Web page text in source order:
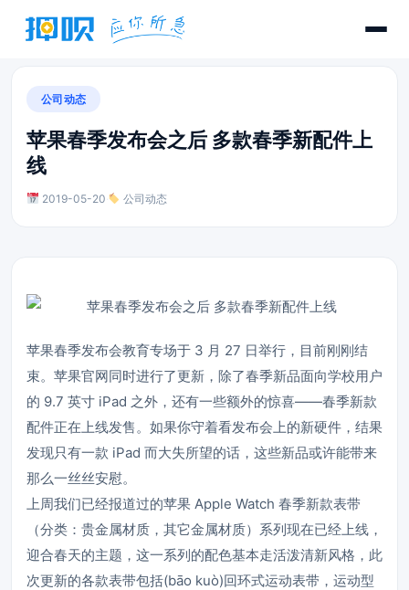
公司动态
苹果春季发布会之后 多款春季新配件上
线
2019-05-20 公司动态
苹果春季发布会教育专场于 3 月 27 日举行，目前刚刚结
束。苹果官网同时进行了更新，除了春季新品面向学校用户
的 9.7 英寸 iPad 之外，还有一些额外的惊喜——春季新款
配件正在上线发售。如果你守着看发布会上的新硬件，结果
发现只有一款 iPad 而大失所望的话，这些新品或许能带来
那么一丝丝安慰。
上周我们已经报道过的苹果 Apple Watch 春季新款表带
（分类：贵金属材质，其它金属材质）系列现在已经上线，
迎合春天的主题，这一系列的配色基本走活泼清新风格，此
次更新的各款表带包括(bāo kuò)回环式运动表带，运动型